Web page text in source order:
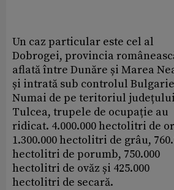
Un caz particular este cel al
Dobrogei, provincia
aflată între Dunăre și Marea
și intrată sub controlul
Numai de pe teritoriul județului
Tulcea, trupele de ocupație au
ridicat. 4.000.000 hectolitri de
1.300.000 hectolitri de grâu,
hectolitri de porumb, 750.000
hectolitri de ovăz și 425.000
hectolitri de secară.